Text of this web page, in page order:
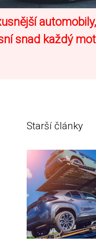
snad každý
Starší články